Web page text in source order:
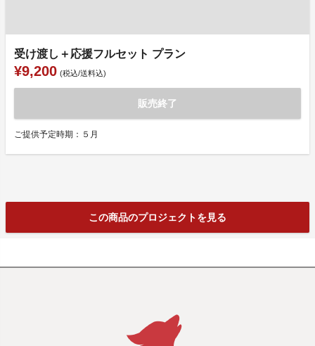
受け渡し＋応援フルセット プラン
¥9,200 (税込/送料込)
販売終了
ご提供予定時期：５月
この商品のプロジェクトを見る